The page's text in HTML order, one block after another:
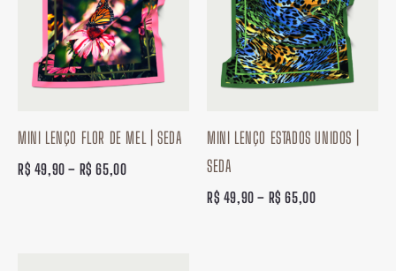
MINI LENÇO FLOR DE MEL | SEDA
R$ 49,90 – R$ 65,00
R$ 49,90
através
R$ 65,00
MINI LENÇO ESTADOS UNIDOS |
SEDA
R$ 49,90 – R$ 65,00
R$ 49,90
através
R$ 65,00